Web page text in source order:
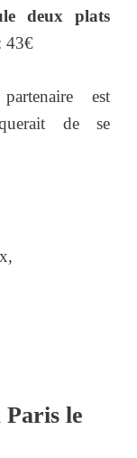
deux plats
43€
est
de se
le